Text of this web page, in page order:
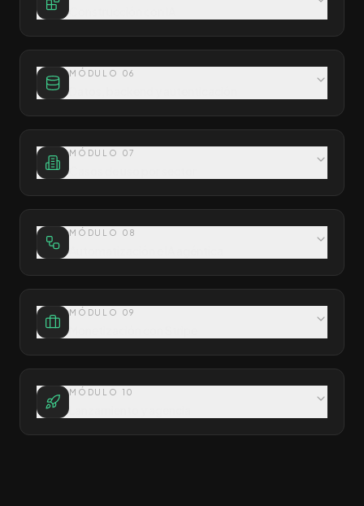
MÓDULO 06
MÓDULO 07
MÓDULO 08
MÓDULO 09
MÓDULO 10